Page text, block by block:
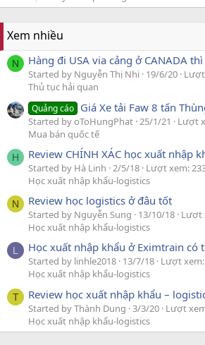
Xem nhiều
N Hàng đi USA via cảng ở CANADA
Started by Nguyễn Thị Nhi 19/6/20
Thủ tục hải quan
Quảng cáo Giá Xe tải Faw 8 tấn
Started by oToHungPhat 25/1/21
Lượt
Mua bán quốc tế
H Review CHÍNH XÁC học xuất nhập
Started by Hà Linh 2/5/18 Lượt xem:
Học xuất nhập khẩu-logistics
N Review học logistics ở đâu tốt
Started by Nguyễn Sung 13/10/18 Lượt
Học xuất nhập khẩu-logistics
L Học xuất nhập khẩu ở Eximtrain có
Started by linhle2018 13/7/18 Lượt xem:
Học xuất nhập khẩu-logistics
T Review học xuất nhập khẩu –
Started by Thành Dung 3/3/20 Lượt
Học xuất nhập khẩu-logistics